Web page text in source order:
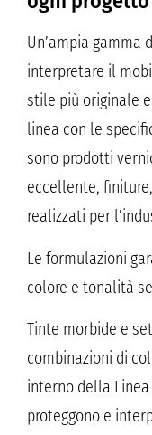
Un’ampia
interpretare il
stile più originale
linea con le
sono prodotti
eccellente,
realizzati per
Le formulazioni
colore e tonalità
Tinte morbide e
combinazioni di
interno della
proteggono e